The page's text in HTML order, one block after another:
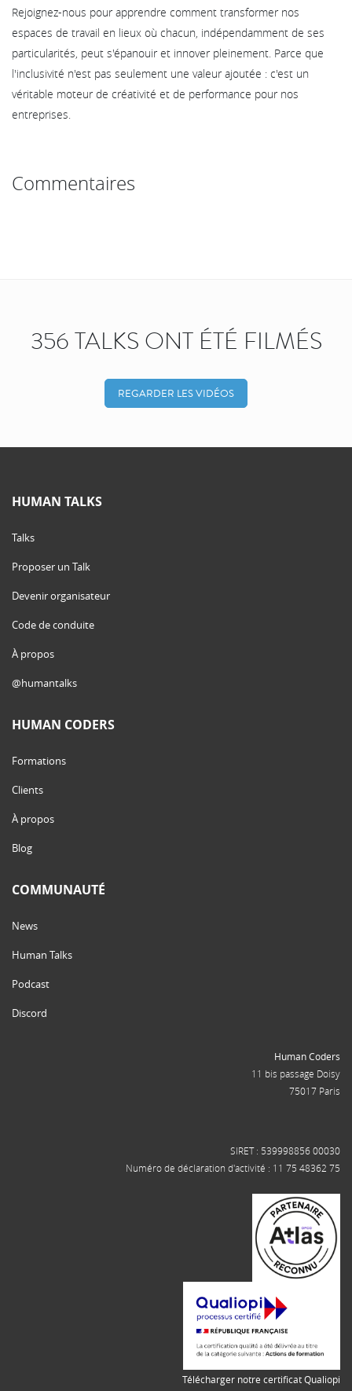
Rejoignez-nous pour apprendre comment transformer nos
espaces de travail en lieux où chacun, indépendamment de ses
particularités, peut s'épanouir et innover pleinement. Parce que
l'inclusivité n'est pas seulement une valeur ajoutée : c'est un
véritable moteur de créativité et de performance pour nos
entreprises.
Commentaires
356 TALKS ONT ÉTÉ FILMÉS
REGARDER LES VIDÉOS
HUMAN TALKS
Talks
Proposer un Talk
Devenir organisateur
Code de conduite
À propos
@humantalks
HUMAN CODERS
Formations
Clients
À propos
Blog
COMMUNAUTÉ
News
Human Talks
Podcast
Discord
Human Coders
11 bis passage Doisy
75017 Paris
SIRET : 539998856 00030
Numéro de déclaration d'activité : 11 75 48362 75
Télécharger notre certificat Qualiopi